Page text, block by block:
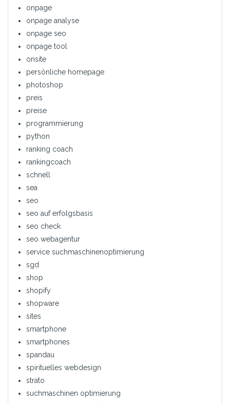
onpage
onpage analyse
onpage seo
onpage tool
onsite
persönliche homepage
photoshop
preis
preise
programmierung
python
ranking coach
rankingcoach
schnell
sea
seo
seo auf erfolgsbasis
seo check
seo webagentur
service suchmaschinenoptimierung
sgd
shop
shopify
shopware
sites
smartphone
smartphones
spandau
spirituelles webdesign
strato
suchmaschinen optimierung